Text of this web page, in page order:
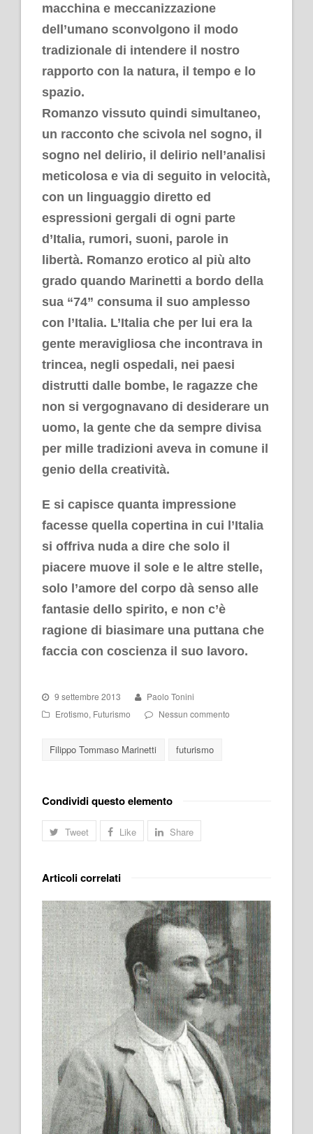
macchina e meccanizzazione
dell’umano sconvolgono il modo
tradizionale di intendere il nostro
rapporto con la natura, il tempo e lo
spazio.
Romanzo vissuto quindi simultaneo,
un racconto che scivola nel sogno, il
sogno nel delirio, il delirio nell’analisi
meticolosa e via di seguito in velocità,
con un linguaggio diretto ed
espressioni gergali di ogni parte
d’Italia, rumori, suoni, parole in
libertà. Romanzo erotico al più alto
grado quando Marinetti a bordo della
sua “74” consuma il suo amplesso
con l’Italia. L’Italia che per lui era la
gente meravigliosa che incontrava in
trincea, negli ospedali, nei paesi
distrutti dalle bombe, le ragazze che
non si vergognavano di desiderare un
uomo, la gente che da sempre divisa
per mille tradizioni aveva in comune il
genio della creatività.
E si capisce quanta impressione
facesse quella copertina in cui l’Italia
si offriva nuda a dire che solo il
piacere muove il sole e le altre stelle,
solo l’amore del corpo dà senso alle
fantasie dello spirito, e non c’è
ragione di biasimare una puttana che
faccia con coscienza il suo lavoro.
9 settembre 2013
Paolo Tonini
Erotismo, Futurismo Nessun commento
Filippo Tommaso Marinetti futurismo
Condividi questo elemento
Tweet Like Share
Articoli correlati